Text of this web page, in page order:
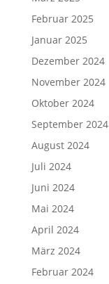
Februar 2025
Januar 2025
Dezember 2024
November 2024
Oktober 2024
September 2024
August 2024
Juli 2024
Juni 2024
Mai 2024
April 2024
März 2024
Februar 2024